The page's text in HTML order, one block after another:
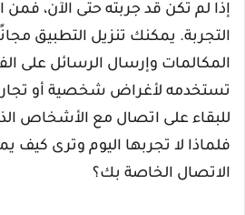
إذا لم تكن قد جربته حتى الآن،
التجربة. يمكنك تنزيل التطبيق
المكالمات وإرسال الرسائل على
تستخدمه لأغراض شخصية أو
للبقاء على اتصال مع الأشخاص
فلماذا لا تجربها اليوم وترى كيف
الاتصال الخاصة بك؟